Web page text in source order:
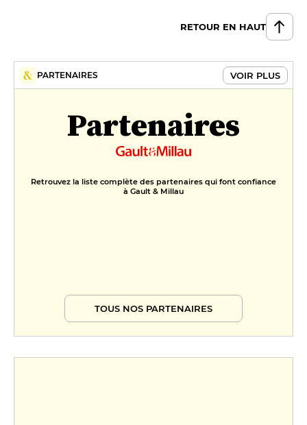
RETOUR EN HAUT
PARTENAIRES VOIR PLUS
Partenaires
Retrouvez la liste complète des partenaires qui font confiance
à Gault & Millau
TOUS NOS PARTENAIRES